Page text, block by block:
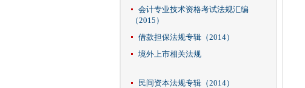
会计专业技术资格考试法规汇编
（2015）
借款担保法规专辑（2014）
境外上市相关法规
民间资本法规专辑（2014）